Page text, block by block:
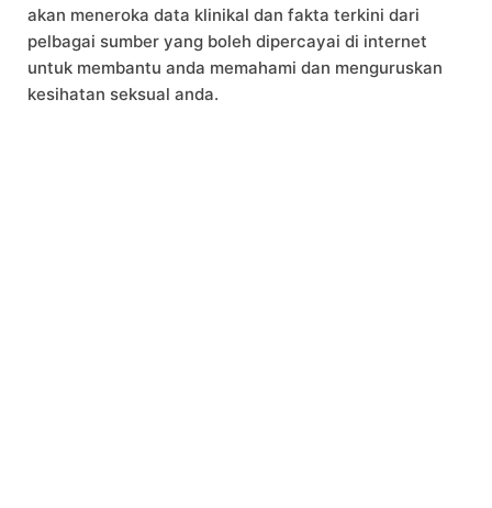
akan meneroka data klinikal dan fakta terkini dari
pelbagai sumber yang boleh dipercayai di internet
untuk membantu anda memahami dan menguruskan
kesihatan seksual anda.